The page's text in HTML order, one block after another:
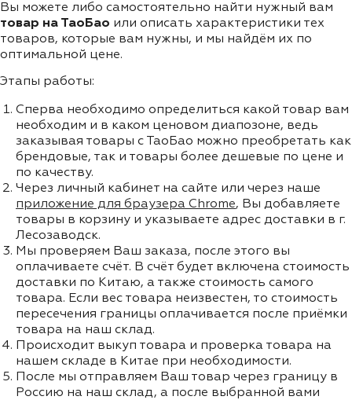
Вы можете либо самостоятельно найти нужный вам
товар на ТаоБао или описать характеристики тех
товаров, которые вам нужны, и мы найдём их по
оптимальной цене.
Этапы работы:
Сперва необходимо определиться какой товар вам
необходим и в каком ценовом диапозоне, ведь
заказывая товары с ТаоБао можно преобретать как
брендовые, так и товары более дешевые по цене и
по качеству.
Через личный кабинет на сайте или через наше
приложение для браузера Chrome, Вы добавляете
товары в корзину и указываете адрес доставки в г.
Лесозаводск.
Мы проверяем Ваш заказа, после этого вы
оплачиваете счёт. В счёт будет включена стоимость
доставки по Китаю, а также стоимость самого
товара. Если вес товара неизвестен, то стоимость
пересечения границы оплачивается после приёмки
товара на наш склад.
Происходит выкуп товара и проверка товара на
нашем складе в Китае при необходимости.
После мы отправляем Ваш товар через границу в
Россию на наш склад, а после выбранной вами